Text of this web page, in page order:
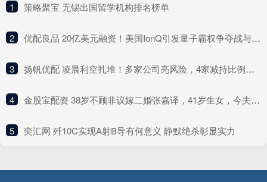
1 ​策略聚宝 无锡出国留学机构排名榜单
2 ​优配良品 20亿美元融资！美国IonQ引发量子霸权争夺战与科技暗战
3 ​扬帆优配 凌晨利空扎堆！多家公司亮风险，4家减持比例超19%
4 ​金股宝配资 38岁不顾非议嫁二婚张嘉译，41岁生女，今夫妻俩凭《主角》登央视
5 ​奕汇网 歼10C实现A射B导有何意义 静默绝杀彰显实力